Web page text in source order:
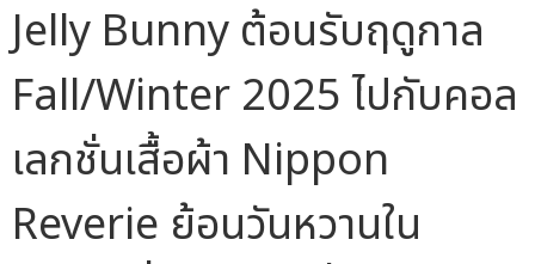
Jelly Bunny ต้อนรับฤดูกาล
Fall/Winter 2025 ไปกับคอล
เลกชั่นเสื้อผ้า Nippon
Reverie ย้อนวันหวานใน